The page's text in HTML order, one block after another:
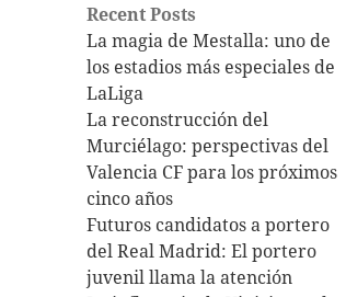
Recent Posts
La magia de Mestalla: uno de
los estadios más especiales de
LaLiga
La reconstrucción del
Murciélago: perspectivas del
Valencia CF para los próximos
cinco años
Futuros candidatos a portero
del Real Madrid: El portero
juvenil llama la atención